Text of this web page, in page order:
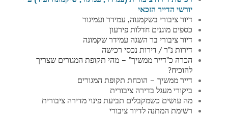
יורשי הדייר הזכאי
דיור ציבורי בשקמנוה, עמידר ועמיגור
כספים מוגנים חדלות פירעון
דיור ציבורי בר השגה עמידר שקמונה
דירות נ”ר / דירות נכסי רכישה
הכרה כ”דייר ממשיך” – מהי תקופת המגורים שצריך
להוכיח?
דייר ממשיך – הוכחת תקופת המגורים
ביקורי מעגל בדירה ציבורית
מה עושים כשמקבלים תביעת פינוי מדירה ציבורית
רשימת המתנה לדיור ציבורי